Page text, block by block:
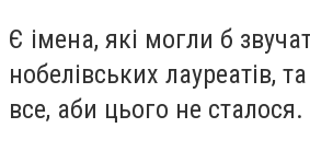
Є імена, які могли б
нобелівських лауреатів,
все, аби цього не сталося.